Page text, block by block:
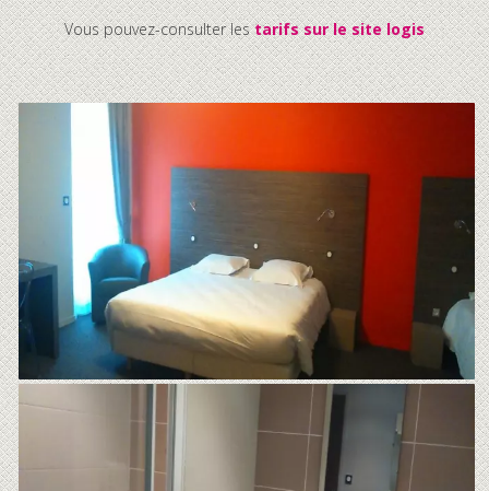
Vous pouvez-consulter lestarifs sur le site logis